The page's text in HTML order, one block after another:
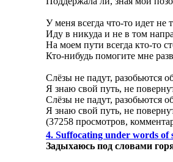
У меня всегда что-то идет не
Иду в никуда и не в том
На моем пути всегда кто-то
Кто-нибудь помогите мне
Слёзы не падут, разобьются
Я знаю свой путь, не
Слёзы не падут, разобьются
Я знаю свой путь, не
(37258 просмотров,
4. Suffocating under words
Задыхаюсь под словами